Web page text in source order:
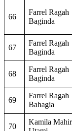
66
Farrel Ragah
Baginda
67
Farrel Ragah
Baginda
68
Farrel Ragah
Baginda
69
Farrel Ragah
Bahagia
70
Kamila